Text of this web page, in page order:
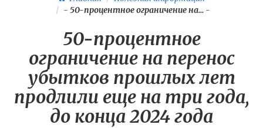
- 50-процентное ограничение на... -
50-процентное
ограничение на перенос
убытков прошлых лет
продлили еще на три года,
до конца 2024 года